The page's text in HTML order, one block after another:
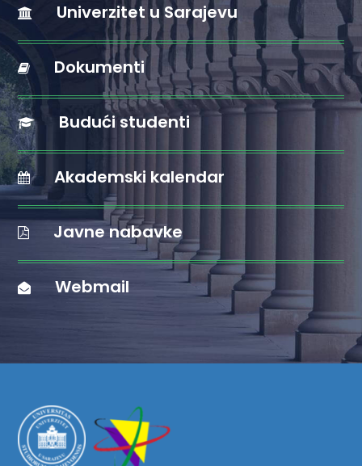
Univerzitet u Sarajevu
Dokumenti
Budući studenti
Akademski kalendar
Javne nabavke
Webmail